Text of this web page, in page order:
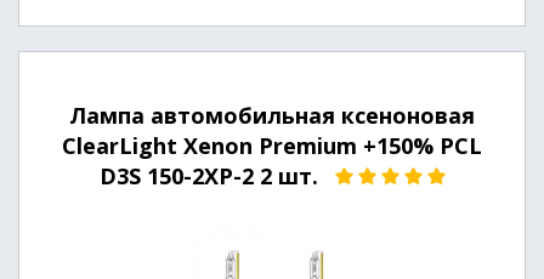
Лампа автомобильная ксеноновая
ClearLight Xenon Premium +150% PCL
D3S 150-2XP-2 2 шт.